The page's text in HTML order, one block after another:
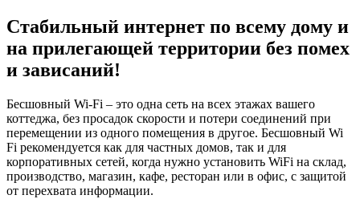
Стабильный интернет по всему дому и
на прилегающей территории без помех
и зависаний!
Бесшовный Wi-Fi – это одна сеть на всех этажах вашего
коттеджа, без просадок скорости и потери соединений при
перемещении из одного помещения в другое. Бесшовный Wi
Fi рекомендуется как для частных домов, так и для
корпоративных сетей, когда нужно установить WiFi на склад,
производство, магазин, кафе, ресторан или в офис, с защитой
от перехвата информации.